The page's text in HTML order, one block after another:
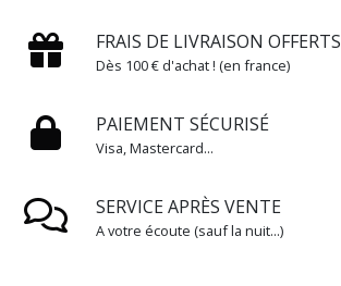
FRAIS DE LIVRAISON OFFERTS
Dès 100 € d'achat ! (en france)
PAIEMENT SÉCURISÉ
Visa, Mastercard...
SERVICE APRÈS VENTE
A votre écoute (sauf la nuit...)